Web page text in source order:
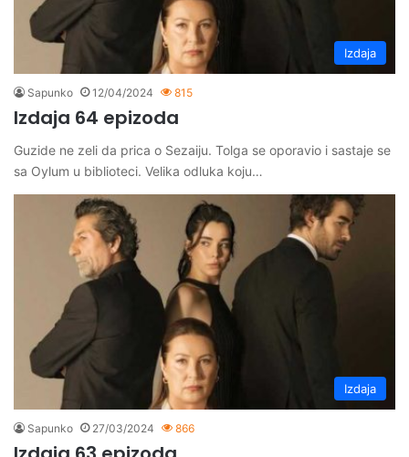
Izdaja
Sapunko 12/04/2024 815
Izdaja 64 epizoda
Guzide ne zeli da prica o Sezaiju. Tolga se oporavio i sastaje se
sa Oylum u biblioteci. Velika odluka koju…
Izdaja
Sapunko 27/03/2024 866